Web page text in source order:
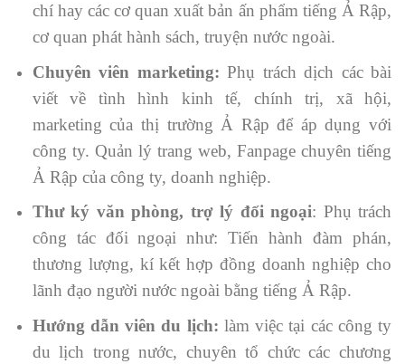
chí hay các cơ quan xuất bản ấn phẩm tiếng Ả Rập,
cơ quan phát hành sách, truyện nước ngoài.
Chuyên viên marketing:Phụ trách dịch các bài
viết về tình hình kinh tế, chính trị, xã hội,
marketing của thị trường Ả Rập để áp dụng với
công ty. Quản lý trang web, Fanpage chuyên tiếng
Ả Rập của công ty, doanh nghiệp.
Thư ký văn phòng, trợ lý đối ngoại: Phụ trách
công tác đối ngoại như: Tiến hành đàm phán,
thương lượng, kí kết hợp đồng doanh nghiệp cho
lãnh đạo người nước ngoài bằng tiếng Ả Rập.
Hướng dẫn viên du lịch: làm việc tại các công ty
du lịch trong nước, chuyên tổ chức các chương